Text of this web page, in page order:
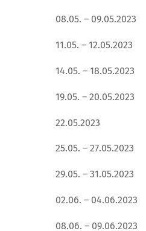
08.05. –
11.05. –
14.05. –
19.05. –
22.05.2023
25.05. –
29.05. –
02.06. –
08.06. –